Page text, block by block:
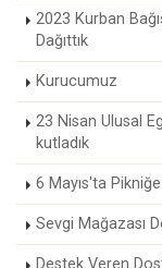
2023 Kurban
Dağıttık
Kurucumuz
23 Nisan Ulusal
kutladık
6 Mayıs'ta
Sevgi Mağazası
Destek Veren